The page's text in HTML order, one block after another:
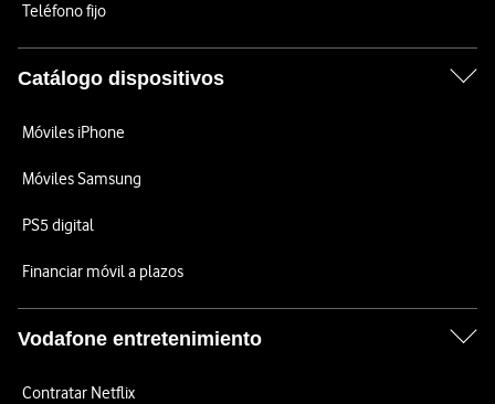
Teléfono fijo
Catálogo dispositivos
Móviles iPhone
Móviles Samsung
PS5 digital
Financiar móvil a plazos
Vodafone entretenimiento
Contratar Netflix